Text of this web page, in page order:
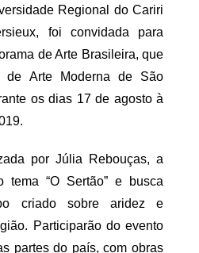
Regional do Cariri
foi convidada para
de Arte Brasileira, que
de Arte Moderna de São
os dias 17 de agosto à
por Júlia Rebouças, a
tema “O Sertão” e busca
criado sobre aridez e
Participarão do evento
partes do país, com obras